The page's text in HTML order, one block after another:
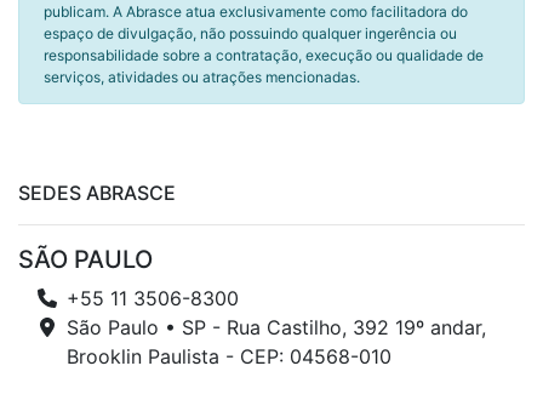
publicam. A Abrasce atua exclusivamente como facilitadora do
espaço de divulgação, não possuindo qualquer ingerência ou
responsabilidade sobre a contratação, execução ou qualidade de
serviços, atividades ou atrações mencionadas.
SEDES ABRASCE
SÃO PAULO
+55 11 3506-8300
São Paulo • SP - Rua Castilho, 392 19º andar,
Brooklin Paulista - CEP: 04568-010